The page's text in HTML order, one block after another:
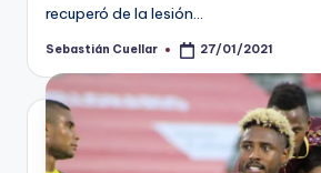
recuperó de la lesión…
Publicado
Sebastián Cuellar 27/01/2021